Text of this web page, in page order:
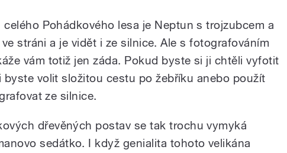
Pohádkového lesa je Neptun s trojzubcem a
stráni a je vidět i ze silnice. Ale s fotografováním
vám totiž jen záda. Pokud byste si ji chtěli vyfotit
byste volit složitou cestu po žebříku anebo použít
ze silnice.
dřevěných postav se tak trochu vymyká
sedátko. I když genialita tohoto velikána